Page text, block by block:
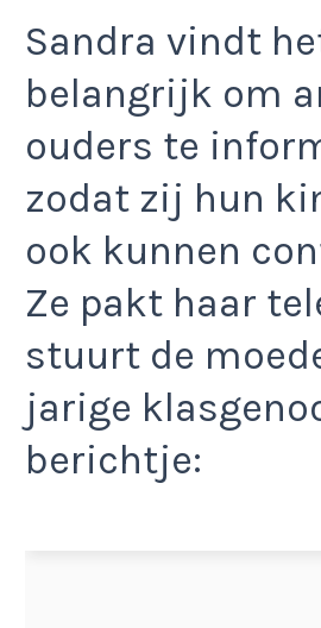
Sandra vindt
belangrijk om
ouders te
zodat zij hun
ook kunnen
Ze pakt haar
stuurt de
jarige
berichtje: